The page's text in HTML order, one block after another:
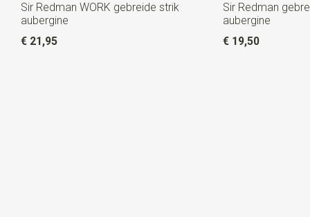
Sir Redman WORK gebreide strik
aubergine
€ 21,95
Sir Redman
aubergine
€ 19,50